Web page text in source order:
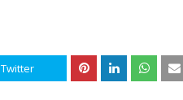
Twitter